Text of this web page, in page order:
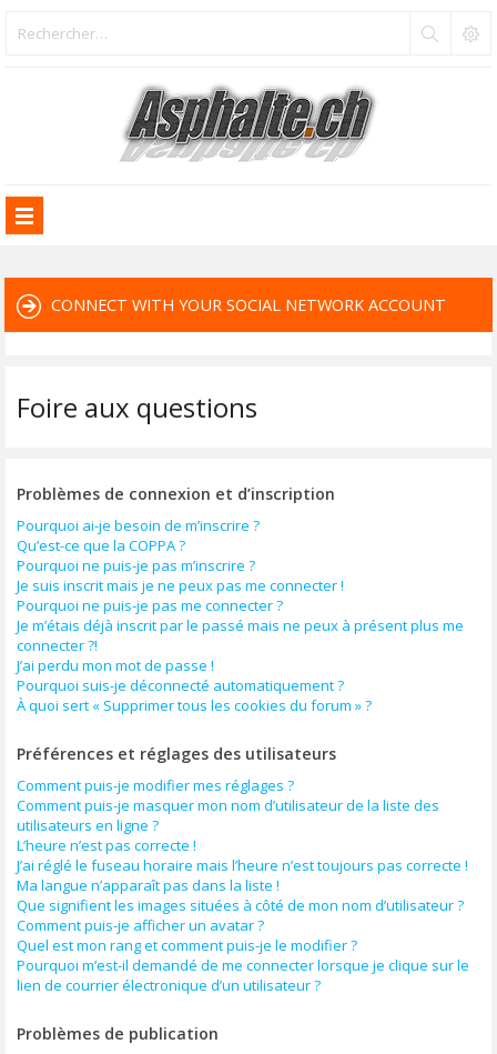
CONNECT WITH YOUR SOCIAL NETWORK ACCOUNT
Foire aux questions
Problèmes de connexion et d’inscription
Pourquoi ai-je besoin de m’inscrire ?
Qu’est-ce que la COPPA ?
Pourquoi ne puis-je pas m’inscrire ?
Je suis inscrit mais je ne peux pas me connecter !
Pourquoi ne puis-je pas me connecter ?
Je m’étais déjà inscrit par le passé mais ne peux à présent plus me
connecter ?!
J’ai perdu mon mot de passe !
Pourquoi suis-je déconnecté automatiquement ?
À quoi sert « Supprimer tous les cookies du forum » ?
Préférences et réglages des utilisateurs
Comment puis-je modifier mes réglages ?
Comment puis-je masquer mon nom d’utilisateur de la liste des
utilisateurs en ligne ?
L’heure n’est pas correcte !
J’ai réglé le fuseau horaire mais l’heure n’est toujours pas correcte !
Ma langue n’apparaît pas dans la liste !
Que signifient les images situées à côté de mon nom d’utilisateur ?
Comment puis-je afficher un avatar ?
Quel est mon rang et comment puis-je le modifier ?
Pourquoi m’est-il demandé de me connecter lorsque je clique sur le
lien de courrier électronique d’un utilisateur ?
Problèmes de publication